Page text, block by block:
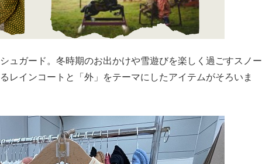
ュガード。冬時期のお出かけや雪遊びを楽しく過ごすスノー
レインコートと「外」をテーマにしたアイテムがそろいま